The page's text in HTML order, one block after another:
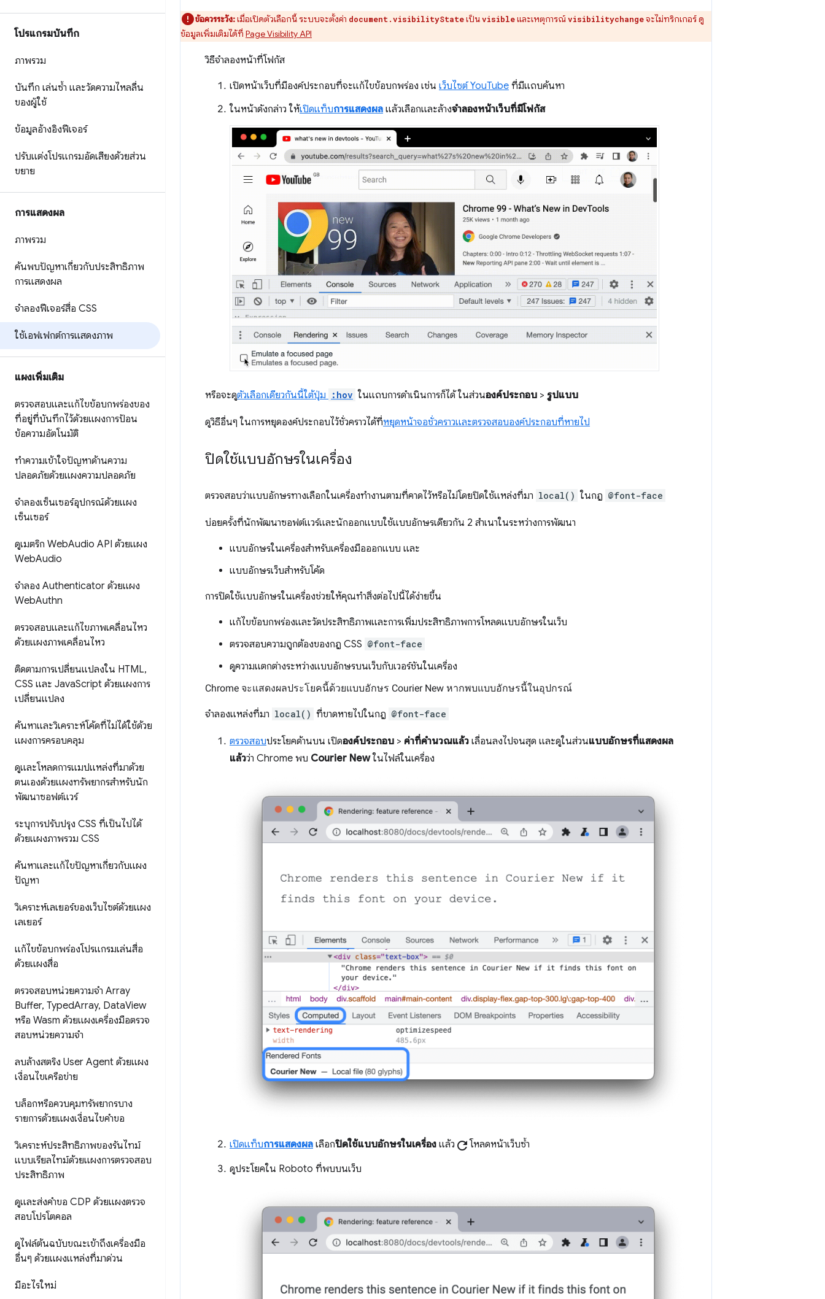
โปรแกรมบันทึก
ภาพรวม
บันทึก เล่นซ้ำ และวัดความไหลลื่น
ของผู้ใช้
ข้อมูลอ้างอิงฟีเจอร์
ปรับแต่งโปรแกรมอัดเสียงด้วยส่วน
ขยาย
การแสดงผล
ภาพรวม
ค้นพบปัญหาเกี่ยวกับประสิทธิภาพ
การแสดงผล
จำลองฟีเจอร์สื่อ CSS
ใช้เอฟเฟกต์การแสดงภาพ
แผงเพิ่มเติม
ตรวจสอบและแก้ไขข้อบกพร่องของ
ที่อยู่ที่บันทึกไว้ด้วยแผงการป้อน
ข้อความอัตโนมัติ
ทำความเข้าใจปัญหาด้านความ
ปลอดภัยด้วยแผงความปลอดภัย
จำลองเซ็นเซอร์อุปกรณ์ด้วยแผง
เซ็นเซอร์
ดูเมตริก WebAudio API ด้วยแผง
WebAudio
จำลอง Authenticator ด้วยแผง
WebAuthn
ตรวจสอบและแก้ไขภาพเคลื่อนไหว
ด้วยแผงภาพเคลื่อนไหว
ติดตามการเปลี่ยนแปลงใน HTML,
CSS และ JavaScript ด้วยแผงการ
เปลี่ยนแปลง
ค้นหาและวิเคราะห์โค้ดที่ไม่ได้ใช้ด้วย
แผงการครอบคลุม
ดูและโหลดการแมปแหล่งที่มาด้วย
ตนเองด้วยแผงทรัพยากรสำหรับนัก
พัฒนาซอฟต์แวร์
ระบุการปรับปรุง CSS ที่เป็นไปได้
ด้วยแผงภาพรวม CSS
ค้นหาและแก้ไขปัญหาเกี่ยวกับแผง
ปัญหา
วิเคราะห์เลเยอร์ของเว็บไซต์ด้วยแผง
เลเยอร์
แก้ไขข้อบกพร่องโปรแกรมเล่นสื่อ
ด้วยแผงสื่อ
ตรวจสอบหน่วยความจำ Array
Buffer, TypedArray, DataView
หรือ Wasm ด้วยแผงเครื่องมือตรวจ
สอบหน่วยความจำ
ลบล้างสตริง User Agent ด้วยแผง
เงื่อนไขเครือข่าย
บล็อกหรือควบคุมทรัพยากรบาง
รายการด้วยแผงเงื่อนไขคำขอ
วิเคราะห์ประสิทธิภาพของรันไทม์
แบบเรียลไทม์ด้วยแผงการตรวจสอบ
ประสิทธิภาพ
ดูและส่งคำขอ CDP ด้วยแผงตรวจ
สอบโปรโตคอล
ดูไฟล์ต้นฉบับขณะเข้าถึงเครื่องมือ
อื่นๆ ด้วยแผงแหล่งที่มาด่วน
มีอะไรใหม่
ข้อควรระวัง:เมื่อเปิดตัวเลือกนี้ ระบบจะตั้งค่า document.visibilityStateเป็นvisibleและเหตุการณ์visibilitychangeจะไม่ทริกเกอร์ ดู
ข้อมูลเพิ่มเติมได้ที่ Page Visibility API
วิธีจำลองหน้าที่โฟกัส
เปิดหน้าเว็บที่มีองค์ประกอบที่จะแก้ไขข้อบกพร่อง เช่น เว็บไซต์ YouTube ที่มีแถบค้นหา
ในหน้าดังกล่าว ให้เปิดแท็บการแสดงผล แล้วเลือกและล้างจำลองหน้าเว็บที่มีโฟกัส
หรือจะดูตัวเลือกเดียวกันนี้ใต้ปุ่ม :hov ในแถบการดำเนินการก็ได้ ในส่วนองค์ประกอบ > รูปแบบ
ดูวิธีอื่นๆ ในการหยุดองค์ประกอบไว้ชั่วคราวได้ที่หยุดหน้าจอชั่วคราวและตรวจสอบองค์ประกอบที่หายไป
ปิดใช้แบบอักษรในเครื่อง
ตรวจสอบว่าแบบอักษรทางเลือกในเครื่องทำงานตามที่คาดไว้หรือไม่โดยปิดใช้แหล่งที่มา local() ในกฎ @font-face
บ่อยครั้งที่นักพัฒนาซอฟต์แวร์และนักออกแบบใช้แบบอักษรเดียวกัน 2 สำเนาในระหว่างการพัฒนา
แบบอักษรในเครื่องสำหรับเครื่องมือออกแบบ และ
แบบอักษรเว็บสําหรับโค้ด
การปิดใช้แบบอักษรในเครื่องช่วยให้คุณทำสิ่งต่อไปนี้ได้ง่ายขึ้น
แก้ไขข้อบกพร่องและวัดประสิทธิภาพและการเพิ่มประสิทธิภาพการโหลดแบบอักษรในเว็บ
ตรวจสอบความถูกต้องของกฎ CSS @font-face
ดูความแตกต่างระหว่างแบบอักษรบนเว็บกับเวอร์ชันในเครื่อง
Chrome จะแสดงผลประโยคนี้ด้วยแบบอักษร Courier New หากพบแบบอักษรนี้ในอุปกรณ์
จำลองแหล่งที่มา local() ที่ขาดหายไปในกฎ @font-face
ตรวจสอบประโยคด้านบน เปิดองค์ประกอบ > ค่าที่คำนวณแล้ว เลื่อนลงไปจนสุด และดูในส่วนแบบอักษรที่แสดงผล
แล้วว่า Chrome พบ Courier Newในไฟล์ในเครื่อง
เปิดแท็บการแสดงผล เลือกปิดใช้แบบอักษรในเครื่อง แล้ว refresh โหลดหน้าเว็บซ้ำ
ดูประโยคใน Roboto ที่พบบนเว็บ